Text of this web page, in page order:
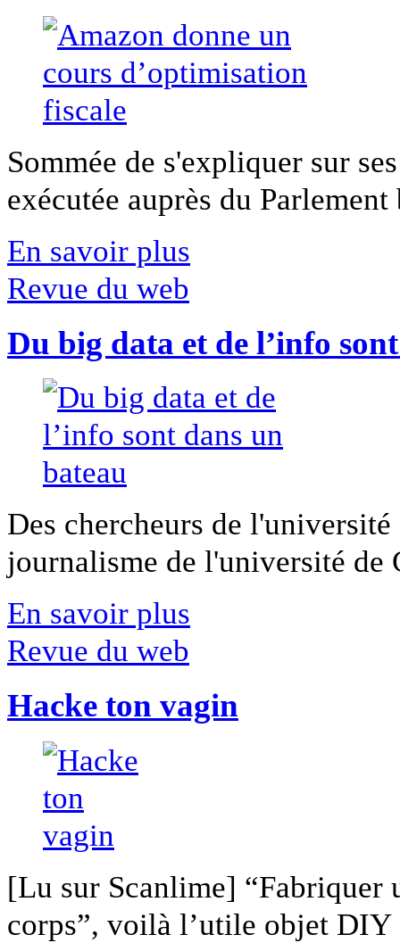
Sommée de s'expliquer sur
exécutée auprès du
En savoir plus
Revue du web
Du big data et de l’info
Des chercheurs de
journalisme de l'université
En savoir plus
Revue du web
Hacke ton vagin
[Lu sur Scanlime] “Fabriquer
corps”, voilà l’utile objet